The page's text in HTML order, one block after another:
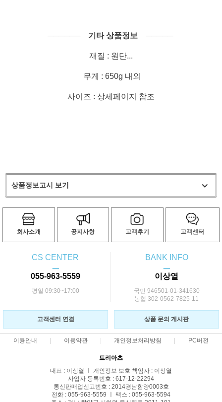
────── 기타 상품정보 ─────
재질 : 원단...
무게 : 650g 내외
사이즈 : 상세페이지 참조
상품정보고시 보기
회사소개 공지사항 고객후기 고객센터
CS CENTER
ㅡ
055-963-5559
평일 09:30~17:00
BANK INFO
ㅡ
이상열
국민 946501-01-341630
농협 302-0562-7825-11
고객센터 연결 상품 문의 게시판
이용안내 이용약관 개인정보처리방침 PC버전
트리아츠
대표 : 이상열 ㅣ 개인정보 보호 책임자 : 이상열
사업자 등록번호 : 617-12-22294
통신판매업신고번호 : 2014경남함양0003호
전화 : 055-963-5559 ㅣ 팩스 : 055-963-5594